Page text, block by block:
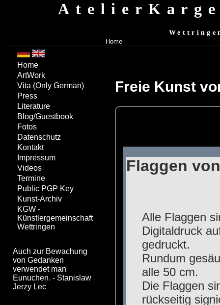
Home
Freie Kunst
Home
ArtWork
Vita (Only German)
Press
Literature
Blog/Guestbook
Fotos
Datenschutz
Kontakt
Impressum
Videos
Termine
Public PGP Key
Kunst-Archiv
KGW -
Künstlergemeinschaft
Wettringen
Auch zur Bewachung
von Gedanken
verwendet man
Eunuchen. - Stanislaw
Jerzy Lec